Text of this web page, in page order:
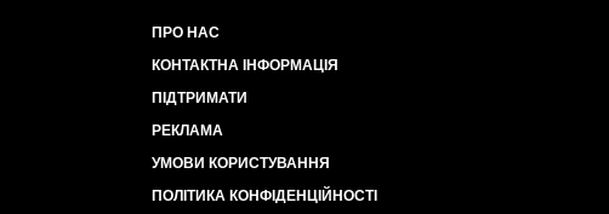
ПРО НАС
КОНТАКТНА ІНФОРМАЦІЯ
ПІДТРИМАТИ
РЕКЛАМА
УМОВИ КОРИСТУВАННЯ
ПОЛІТИКА КОНФІДЕНЦІЙНОСТІ